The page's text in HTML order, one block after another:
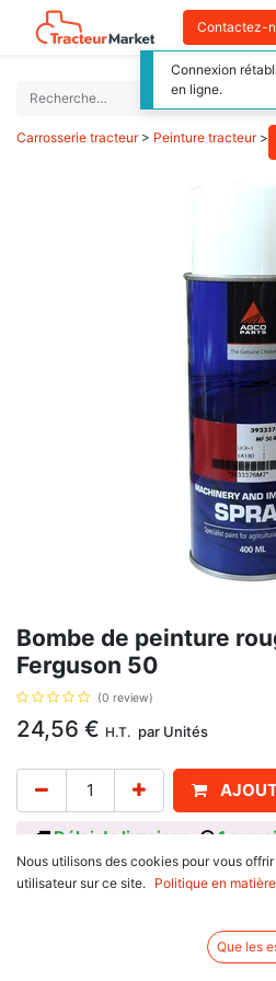
Contactez-
Carrosserie tracteur> Peinture tracteur>
Bombe de peinture
Ferguson 50
(0 review)
24,56 € H.T. par Unités
Délai de livraison : 1
Bombe de peinture rouge, avec pour
Nous utilisons des cookies pour vous
utilisateur sur ce site.
Politique en
Que les
Connexion
en ligne.